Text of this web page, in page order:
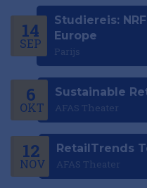
14
SEP
Studiereis:
Europe
Parijs
6
OKT
Sustainable
AFAS Theater
12
NOV
RetailTrends
AFAS Theater